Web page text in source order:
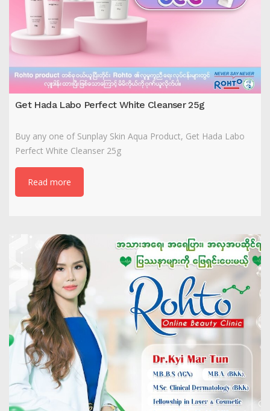
Get Hada Labo Perfect White Cleanser 25g
Buy any one of Sunplay Skin Aqua Product, Get Hada Labo
Perfect White Cleanser 25g
Read more